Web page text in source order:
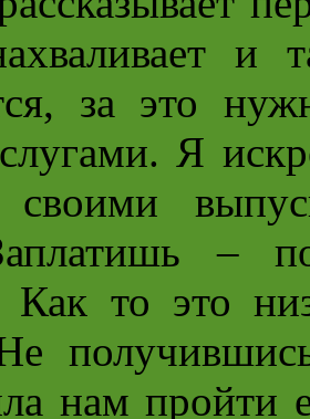
и
за это
Я
своими
–
Как то это
нам пройти